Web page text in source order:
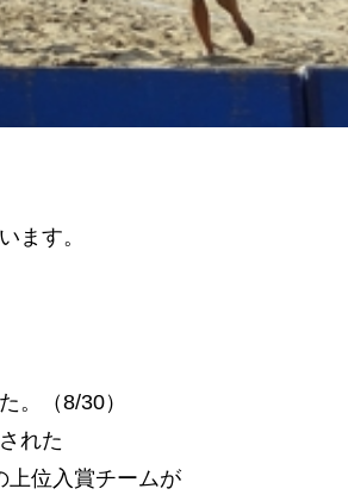
ます。
。（8/30）
れた
上位入賞チームが